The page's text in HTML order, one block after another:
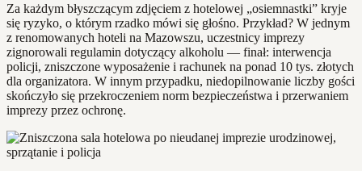
Za każdym błyszczącym zdjęciem z hotelowej „osiemnastki” kryje
się ryzyko, o którym rzadko mówi się głośno. Przykład? W jednym
z renomowanych hoteli na Mazowszu, uczestnicy imprezy
zignorowali regulamin dotyczący alkoholu — finał: interwencja
policji, zniszczone wyposażenie i rachunek na ponad 10 tys. złotych
dla organizatora. W innym przypadku, niedopilnowanie liczby gości
skończyło się przekroczeniem norm bezpieczeństwa i przerwaniem
imprezy przez ochronę.